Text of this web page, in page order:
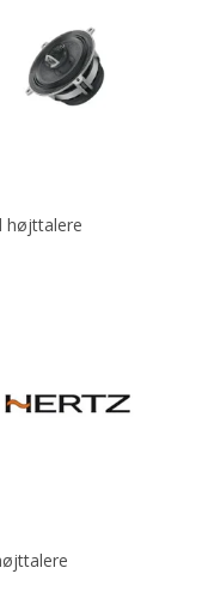
højttalere